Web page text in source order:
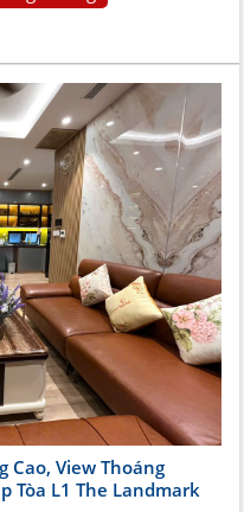
Cao, View Thoáng
Tòa L1 The Landmark